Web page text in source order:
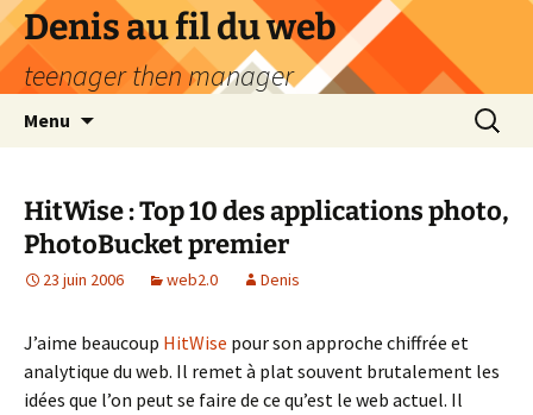
Aller
au
contenu
Denis au fil du web
teenager then manager
Menu
HitWise : Top 10 des applications photo,
PhotoBucket premier
23 juin 2006 web2.0 Denis
J’aime beaucoup HitWise pour son approche chiffrée et
analytique du web. Il remet à plat souvent brutalement les
idées que l’on peut se faire de ce qu’est le web actuel. Il